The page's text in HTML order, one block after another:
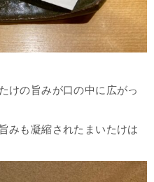
けの旨みが口の中に広がっ
みも凝縮されたまいたけは